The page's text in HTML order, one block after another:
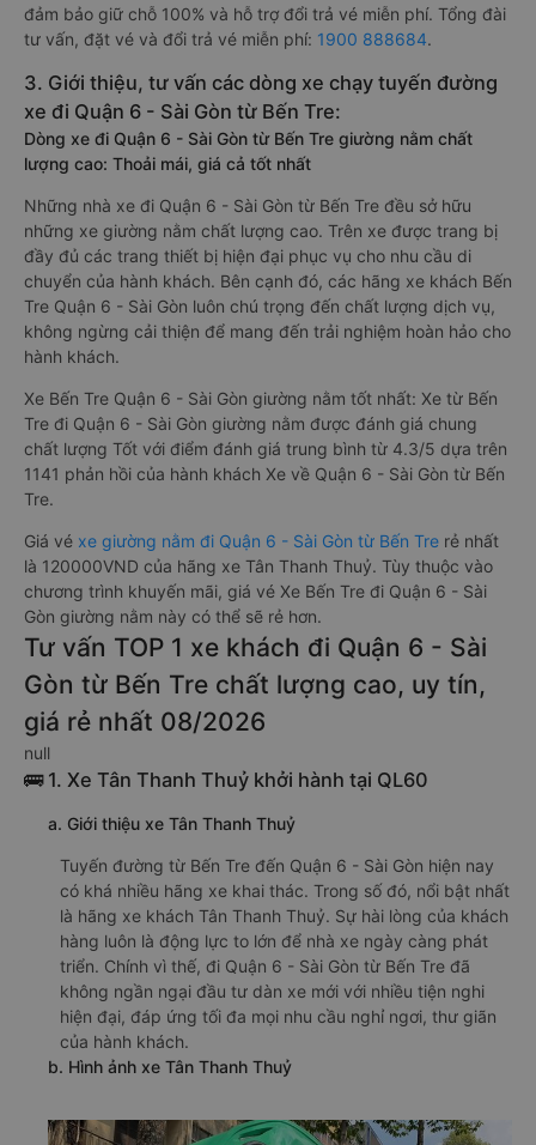
đảm bảo giữ chỗ 100% và hỗ trợ đổi trả vé miễn phí. Tổng đài
tư vấn, đặt vé và đổi trả vé miễn phí: 1900 888684.
3. Giới thiệu, tư vấn các dòng xe chạy tuyến đường
xe đi Quận 6 - Sài Gòn từ Bến Tre:
Dòng xe đi Quận 6 - Sài Gòn từ Bến Tre giường nằm chất
lượng cao: Thoải mái, giá cả tốt nhất
Những nhà xe đi Quận 6 - Sài Gòn từ Bến Tre đều sở hữu
những xe giường nằm chất lượng cao. Trên xe được trang bị
đầy đủ các trang thiết bị hiện đại phục vụ cho nhu cầu di
chuyển của hành khách. Bên cạnh đó, các hãng xe khách Bến
Tre Quận 6 - Sài Gòn luôn chú trọng đến chất lượng dịch vụ,
không ngừng cải thiện để mang đến trải nghiệm hoàn hảo cho
hành khách.
Xe Bến Tre Quận 6 - Sài Gòn giường nằm tốt nhất: Xe từ Bến
Tre đi Quận 6 - Sài Gòn giường nằm được đánh giá chung
chất lượng Tốt với điểm đánh giá trung bình từ 4.3/5 dựa trên
1141 phản hồi của hành khách Xe về Quận 6 - Sài Gòn từ Bến
Tre.
Giá vé xe giường nằm đi Quận 6 - Sài Gòn từ Bến Tre rẻ nhất
là 120000VND của hãng xe Tân Thanh Thuỷ. Tùy thuộc vào
chương trình khuyến mãi, giá vé Xe Bến Tre đi Quận 6 - Sài
Gòn giường nằm này có thể sẽ rẻ hơn.
Tư vấn TOP 1 xe khách đi Quận 6 - Sài
Gòn từ Bến Tre chất lượng cao, uy tín,
giá rẻ nhất 08/2026
null
🚌 1. Xe Tân Thanh Thuỷ khởi hành tại QL60
a. Giới thiệu xe Tân Thanh Thuỷ
Tuyến đường từ Bến Tre đến Quận 6 - Sài Gòn hiện nay
có khá nhiều hãng xe khai thác. Trong số đó, nổi bật nhất
là hãng xe khách Tân Thanh Thuỷ. Sự hài lòng của khách
hàng luôn là động lực to lớn để nhà xe ngày càng phát
triển. Chính vì thế, đi Quận 6 - Sài Gòn từ Bến Tre đã
không ngần ngại đầu tư dàn xe mới với nhiều tiện nghi
hiện đại, đáp ứng tối đa mọi nhu cầu nghỉ ngơi, thư giãn
của hành khách.
b. Hình ảnh xe Tân Thanh Thuỷ